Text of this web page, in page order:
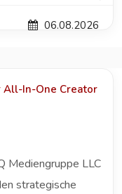
06.08.2026
All-In-One Creator
Mediengruppe LLC
strategische